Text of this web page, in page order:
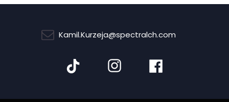
Kamil.Kurzeja@spectralch.com